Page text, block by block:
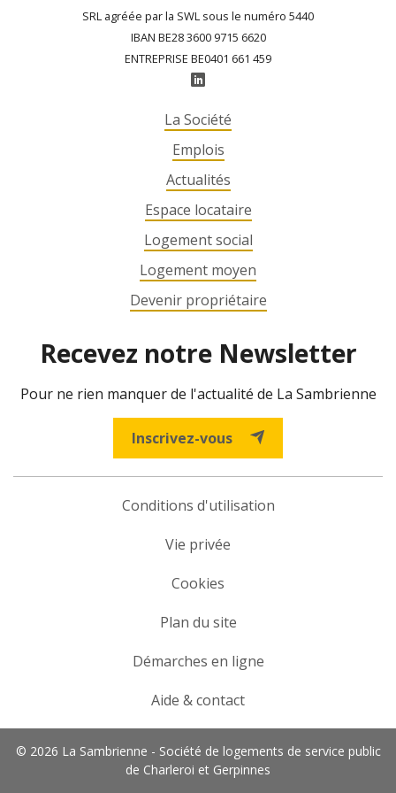
SRL agréée par la SWL sous le numéro 5440
IBAN BE28 3600 9715 6620
ENTREPRISE BE0401 661 459
La Société
Emplois
Actualités
Espace locataire
Logement social
Logement moyen
Devenir propriétaire
Recevez notre Newsletter
Pour ne rien manquer de l'actualité de La Sambrienne
Inscrivez-vous
Conditions d'utilisation
Vie privée
Cookies
Plan du site
Démarches en ligne
Aide & contact
© 2026 La Sambrienne - Société de logements de service public
de Charleroi et Gerpinnes